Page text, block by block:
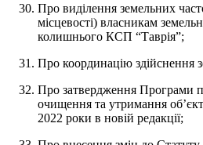
Про виділення земельних
місцевості) власникам
колишнього КСП “Таврія”;
Про координацію здійснення
Про затвердження Програми
очищення та утримання
2022 роки в новій редакції;